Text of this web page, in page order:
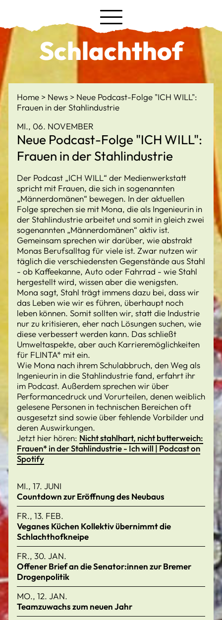
Schlachthof
Home News
Neue Podcast-Folge "ICH WILL":
Frauen in der Stahlindustrie
MI., 06. NOVEMBER
Neue Podcast-Folge "ICH WILL":
Frauen in der Stahlindustrie
Der Podcast „ICH WILL“ der Medienwerkstatt
spricht mit Frauen, die sich in sogenannten
„Männerdomänen“ bewegen. In der aktuellen
Folge sprechen sie mit Mona, die als Ingenieurin in
der Stahlindustrie arbeitet und somit in gleich zwei
sogenannten „Männerdomänen“ aktiv ist.
Gemeinsam sprechen wir darüber, wie abstrakt
Monas Berufsalltag für viele ist. Zwar nutzen wir
täglich die verschiedensten Gegenstände aus Stahl
- ob Kaffeekanne, Auto oder Fahrrad - wie Stahl
hergestellt wird, wissen aber die wenigsten.
Mona sagt, Stahl trägt immens dazu bei, dass wir
das Leben wie wir es führen, überhaupt noch
leben können. Somit sollten wir, statt die Industrie
nur zu kritisieren, eher nach Lösungen suchen, wie
diese verbessert werden kann. Das schließt
Umweltaspekte, aber auch Karrieremöglichkeiten
für FLINTA* mit ein.
Wie Mona nach ihrem Schulabbruch, den Weg als
Ingenieurin in die Stahlindustrie fand, erfahrt ihr
im Podcast. Außerdem sprechen wir über
Performancedruck und Vorurteilen, denen weiblich
gelesene Personen in technischen Bereichen oft
ausgesetzt sind sowie über fehlende Vorbilder und
deren Auswirkungen.
Jetzt hier hören: Nicht stahlhart, nicht butterweich:
Frauen* in der Stahlindustrie - Ich will | Podcast on
Spotify
MI., 17. JUNI
Countdown zur Eröffnung des Neubaus
FR., 13. FEB.
Veganes Küchen Kollektiv übernimmt die
Schlachthofkneipe
FR., 30. JAN.
Offener Brief an die Senator:innen zur Bremer
Drogenpolitik
MO., 12. JAN.
Teamzuwachs zum neuen Jahr